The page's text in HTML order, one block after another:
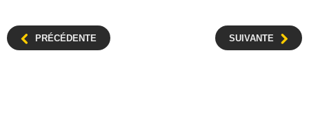
PRÉCÉDENTE SUIVANTE